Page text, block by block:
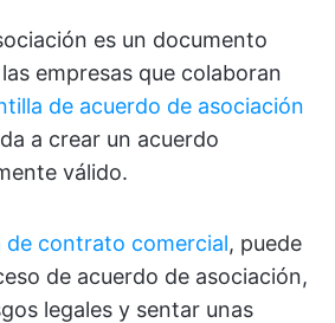
es un documento
empresas que colaboran
de acuerdo de asociación
a crear un acuerdo
válido.
de contrato comercial, puede
de acuerdo de asociación,
legales y sentar unas